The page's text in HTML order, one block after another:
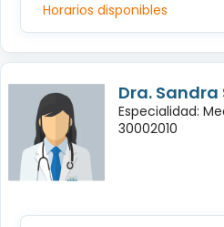
Horarios disponibles
Dra. Sandra
Especialidad:
30002010